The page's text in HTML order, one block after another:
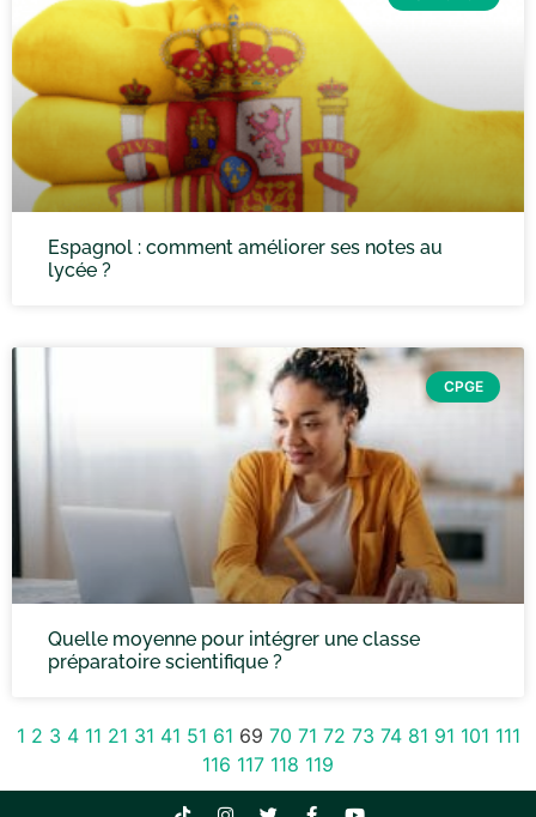
Espagnol : comment améliorer ses notes au
lycée ?
CPGE
Quelle moyenne pour intégrer une classe
préparatoire scientifique ?
1 2 3 4 11 21 31 41 51 61 69 70 71 72 73 74 81 91 101 111
116 117 118 119